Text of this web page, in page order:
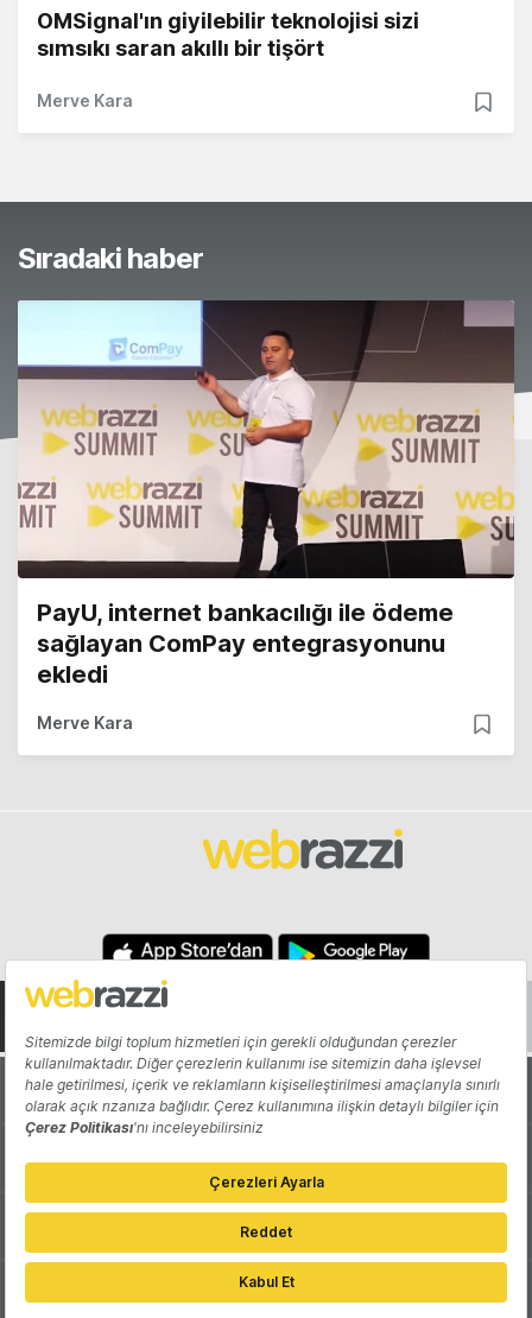
OMSignal'ın giyilebilir teknolojisi sizi
sımsıkı saran akıllı bir tişört
Merve Kara
Sıradaki haber
PayU, internet bankacılığı ile ödeme
sağlayan ComPay entegrasyonunu
ekledi
Merve Kara
Hakkında Yazarlar
Katkıda Bulun Reklam